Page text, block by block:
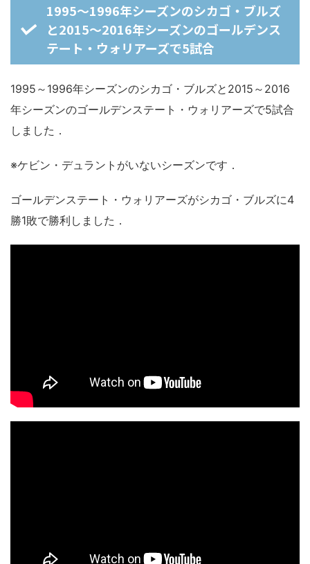
1995～1996年シーズンのシカゴ・ブルズ
と2015～2016年シーズンのゴールデンス
テート・ウォリアーズで5試合
1995～1996年シーズンのシカゴ・ブルズと2015～2016
年シーズンのゴールデンステート・ウォリアーズで5試合
しました．
※ケビン・デュラントがいないシーズンです．
ゴールデンステート・ウォリアーズがシカゴ・ブルズに4
勝1敗で勝利しました．